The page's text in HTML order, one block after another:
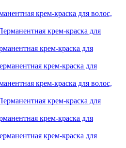
крем-краска для волос,
крем-краска для
крем-краска для волос,
крем-краска для